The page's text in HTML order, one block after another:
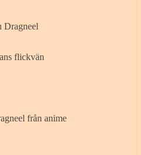
Dragneel
flickvän
från anime